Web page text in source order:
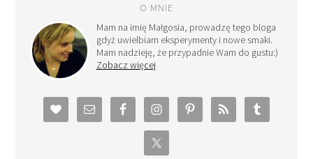
O MNIE
Mam na imię Małgosia, prowadzę tego bloga
gdyż uwielbiam eksperymenty i nowe smaki.
Mam nadzieję, że przypadnie Wam do gustu:)
Zobacz więcej